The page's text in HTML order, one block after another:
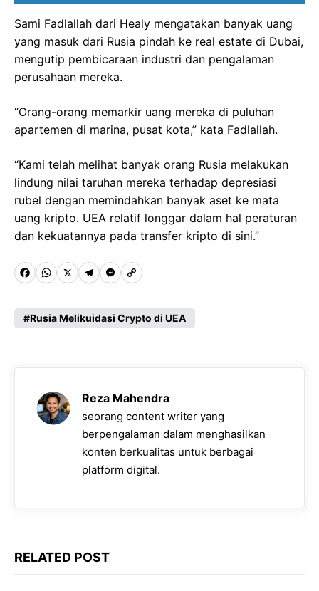
Sami Fadlallah dari Healy mengatakan banyak uang
yang masuk dari Rusia pindah ke real estate di Dubai,
mengutip pembicaraan industri dan pengalaman
perusahaan mereka.
“Orang-orang memarkir uang mereka di puluhan
apartemen di marina, pusat kota,” kata Fadlallah.
“Kami telah melihat banyak orang Rusia melakukan
lindung nilai taruhan mereka terhadap depresiasi
rubel dengan memindahkan banyak aset ke mata
uang kripto. UEA relatif longgar dalam hal peraturan
dan kekuatannya pada transfer kripto di sini.”
F
c
b
W
a
s
A
p
X T
l
g
r
a
m
M
s
e
n
g
e
r
C
p
L
i
n
k
Rusia Melikuidasi Crypto di UEA
Reza Mahendra
seorang content writer yang
berpengalaman dalam menghasilkan
konten berkualitas untuk berbagai
platform digital.
RELATED POST